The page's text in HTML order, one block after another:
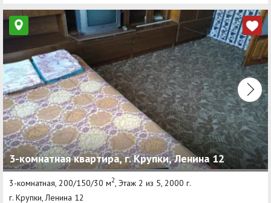
3-комнатная квартира, г. Крупки, Ленина 12
3-комнатная, 200/150/30 м2, Этаж 2 из 5, 2000 г.
г. Крупки, Ленина 12